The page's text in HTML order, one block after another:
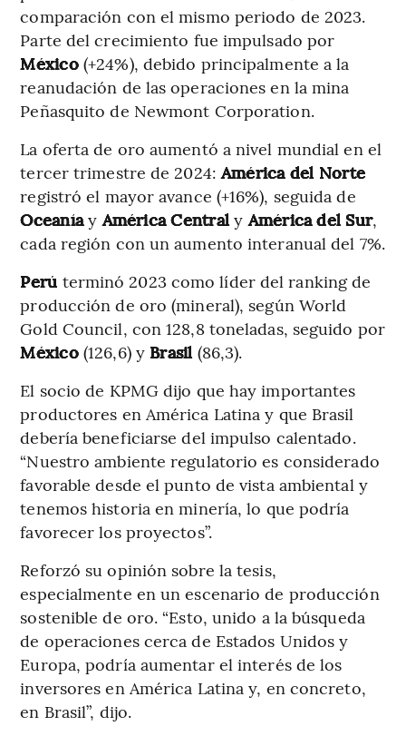
comparación con el mismo periodo de 2023.
Parte del crecimiento fue impulsado por
México(+24%), debido principalmente a la
reanudación de las operaciones en la mina
Peñasquito de Newmont Corporation.
La oferta de oro aumentó a nivel mundial en el
tercer trimestre de 2024:América del Norte
registró el mayor avance (+16%), seguida de
OceaníayAmérica CentralyAmérica del Sur,
cada región con un aumento interanual del 7%.
Perú terminó 2023 como líder del ranking de
producción de oro (mineral), según World
Gold Council, con 128,8 toneladas, seguido por
México(126,6) y Brasil (86,3).
El socio de KPMG dijo que hay importantes
productores en América Latina y que Brasil
debería beneficiarse del impulso calentado.
“Nuestro ambiente regulatorio es considerado
favorable desde el punto de vista ambiental y
tenemos historia en minería, lo que podría
favorecer los proyectos”.
Reforzó su opinión sobre la tesis,
especialmente en un escenario de producción
sostenible de oro. “Esto, unido a la búsqueda
de operaciones cerca de Estados Unidos y
Europa, podría aumentar el interés de los
inversores en América Latina y, en concreto,
en Brasil”, dijo.